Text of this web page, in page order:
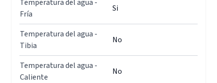
Temperatura del agua -
Fría
Si
Temperatura del agua -
Tibia
No
Temperatura del agua -
Caliente
No